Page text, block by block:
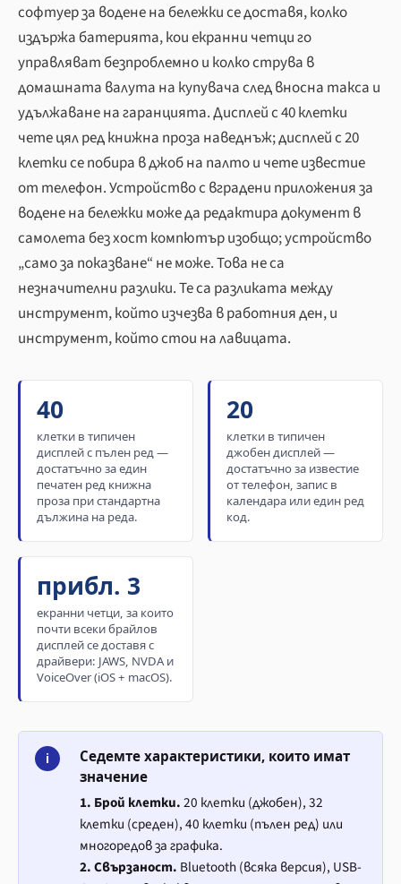
софтуер за водене на бележки се доставя, колко
издържа батерията, кои екранни четци го
управляват безпроблемно и колко струва в
домашната валута на купувача след вносна такса и
удължаване на гаранцията. Дисплей с 40 клетки
чете цял ред книжна проза наведнъж; дисплей с 20
клетки се побира в джоб на палто и чете известие
от телефон. Устройство с вградени приложения за
водене на бележки може да редактира документ в
самолета без хост компютър изобщо; устройство
„само за показване“ не може. Това не са
незначителни разлики. Те са разликата между
инструмент, който изчезва в работния ден, и
инструмент, който стои на лавицата.
40
клетки в типичен
дисплей с пълен ред —
достатъчно за един
печатен ред книжна
проза при стандартна
дължина на реда.
20
клетки в типичен
джобен дисплей —
достатъчно за известие
от телефон, запис в
календара или един ред
код.
прибл. 3
екранни четци, за които
почти всеки брайлов
дисплей се доставя с
драйвери: JAWS, NVDA и
VoiceOver (iOS + macOS).
i
Седемте характеристики, които имат
значение
1. Брой клетки.20 клетки (джобен), 32
клетки (среден), 40 клетки (пълен ред) или
многоредов за графика.
2. Свързаност. Bluetooth (всяка версия), USB-